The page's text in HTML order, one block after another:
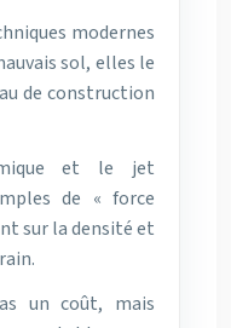
modernes
sol, elles le
de construction
et le jet
de « force
sur la densité et
un coût, mais